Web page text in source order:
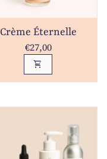
Crème Éternelle
Prix normal
€27,00
shopping_cart